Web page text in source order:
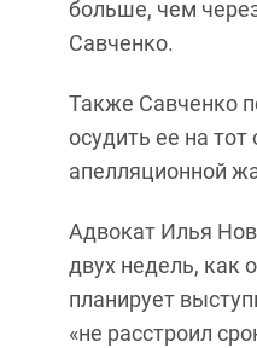
больше, чем
Савченко.
Также Савченко
осудить ее на
апелляционной
Адвокат Илья
двух недель, как
планирует
«не расстроил